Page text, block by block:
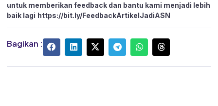
untuk memberikan feedback dan bantu kami menjadi lebih
baik lagi https://bit.ly/FeedbackArtikelJadiASN
Bagikan :